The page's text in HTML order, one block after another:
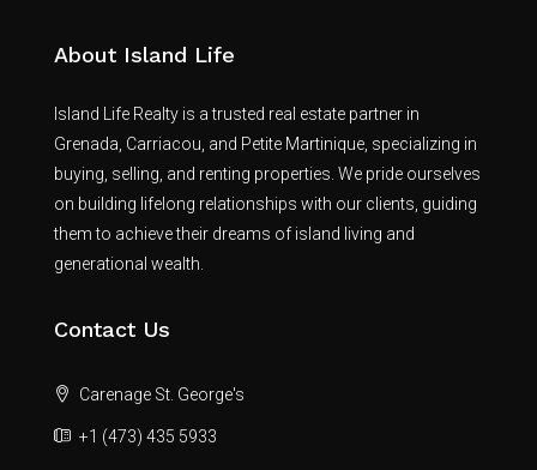
About Island Life
Island Life Realty is a trusted real estate partner in
Grenada, Carriacou, and Petite Martinique, specializing in
buying, selling, and renting properties. We pride ourselves
on building lifelong relationships with our clients, guiding
them to achieve their dreams of island living and
generational wealth.
Contact Us
Carenage St. George's
+1 (473) 435 5933